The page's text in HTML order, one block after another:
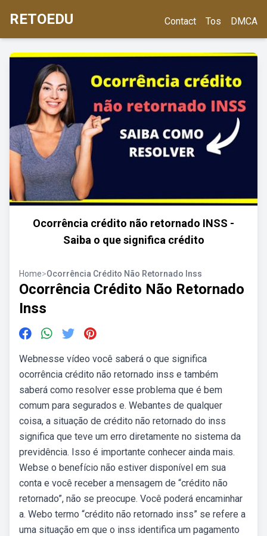
RETOEDU Contact Tos DMCA
Ocorrência crédito não retornado INSS -
Saiba o que significa crédito
Home>Ocorrência Crédito Não Retornado Inss
Ocorrência Crédito Não Retornado
Inss
Webnesse vídeo você saberá o que significa
ocorrência crédito não retornado inss e também
saberá como resolver esse problema que é bem
comum para segurados e. Webantes de qualquer
coisa, a situação de crédito não retornado do inss
significa que teve um erro diretamente no sistema da
previdência. Isso é importante conhecer ainda mais.
Webse o benefício não estiver disponível em sua
conta e você receber a mensagem de “crédito não
retornado”, não se preocupe. Você poderá encaminhar
a. Webo termo “crédito não retornado inss” se refere a
uma situação em que o inss identifica um pagamento